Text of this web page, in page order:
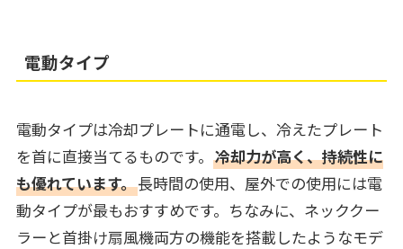
電動タイプ
電動タイプは冷却プレートに通電し、冷えたプレート
を首に直接当てるものです。 冷却力が高く、持続性に
も優れています。長時間の使用、屋外での使用には電
動タイプが最もおすすめです。ちなみに、ネッククー
ラーと首掛け扇風機両方の機能を搭載したようなモデ